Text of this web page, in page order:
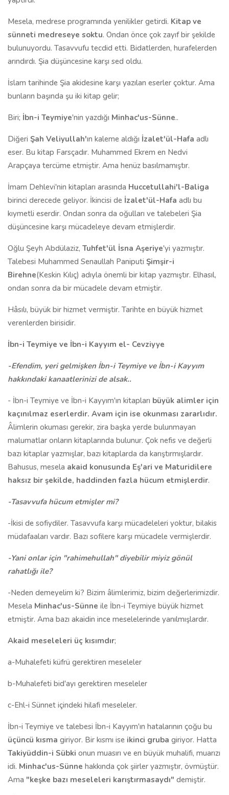
Mesela, medrese programında yenilikler getirdi. Kitap ve
sünneti medreseye soktu. Ondan önce çok zayıf bir şekilde
bulunuyordu. Tasavvufu tecdid etti. Bidatlerden, hurafelerden
arındırdı. Şia düşüncesine karşı sed oldu.
İslam tarihinde Şia akidesine karşı yazılan eserler çoktur. Ama
bunların başında şu iki kitap gelir;
Biri; İbn-i Teymiye'nin yazdığı Minhac'us-Sünne..
Diğeri Şah Veliyullah'ın kaleme aldığı İzalet'ül-Hafa adlı
eser. Bu kitap Farsçadır. Muhammed Ekrem en Nedvi
Arapçaya tercüme etmiştir. Ama henüz basılmamıştır.
İmam Dehlevi'nin kitapları arasında Huccetullahi'l-Baliga
birinci derecede geliyor. İkincisi de İzalet'ül-Hafa adlı bu
kıymetli eserdir. Ondan sonra da oğulları ve talebeleri Şia
düşüncesine karşı mücadeleye devam etmişlerdir.
Oğlu Şeyh Abdülaziz, Tuhfet'ül İsna Aşeriye'yi yazmıştır.
Talebesi Muhammed Senaullah Paniputi Şimşir-i
Birehne(Keskin Kılıç) adıyla önemli bir kitap yazmıştır. Elhasıl,
ondan sonra da bir mücadele devam etmiştir.
Hâsılı, büyük bir hizmet vermiştir. Tarihte en büyük hizmet
verenlerden birisidir.
İbn-i Teymiye ve İbn-i Kayyım el- Cevziyye
-Efendim, yeri gelmişken İbn-i Teymiye ve İbn-i Kayyım
hakkındaki kanaatlerinizi de alsak..
- İbn-i Teymiye ve İbn-i Kayyım'ın kitapları büyük alimler için
kaçınılmaz eserlerdir. Avam için ise okunması zararlıdır.
Âlimlerin okuması gerekir, zira başka yerde bulunmayan
malumatlar onların kitaplarında bulunur. Çok nefis ve değerli
bazı kitaplar yazmışlar, bazı kitaplarda da karıştırmışlardır.
Bahusus, mesela akaid konusunda Eş'ari ve Maturidilere
haksız bir şekilde, haddinden fazla hücum etmişlerdir.
-Tasavvufa hücum etmişler mi?
-İkisi de sofiydiler. Tasavvufa karşı mücadeleleri yoktur, bilakis
müdafaaları vardır. Bazı sofilere karşı mücadele vermişlerdir.
-Yani onlar için "rahimehullah" diyebilir miyiz gönül
rahatlığı ile?
-Neden demeyelim ki? Bizim âlimlerimiz, bizim değerlerimizdir.
Mesela Minhac'us-Sünne ile İbn-i Teymiye büyük hizmet
etmiştir. Ama bazı akaidin ince meselelerinde yanılmışlardır.
Akaid meseleleri üç kısımdır;
a-Muhalefeti küfrü gerektiren meseleler
b-Muhalefeti bid'ayı gerektiren meseleler
c-Ehl-i Sünnet içindeki hilafi meseleler.
İbn-i Teymiye ve talebesi İbn-i Kayyım'ın hatalarının çoğu bu
üçüncü kısma giriyor. Bir kısmı ise ikinci gruba giriyor. Hatta
Takiyüddin-i Sübki onun muasırı ve en büyük muhalifi, muarızı
idi. Minhac'us-Sünne hakkında çok şiirler yazmıştır, övmüştür.
Ama "keşke bazı meseleleri karıştırmasaydı" demiştir.